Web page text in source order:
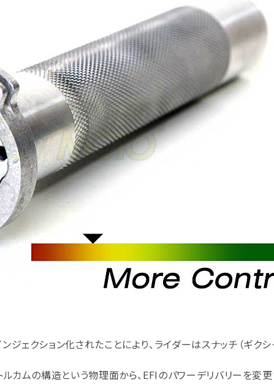
ジェクション化されたことにより、ライダーはスナッチ（ギク
カムの構造という物理面から、EFIのパワーデリバリーを変更